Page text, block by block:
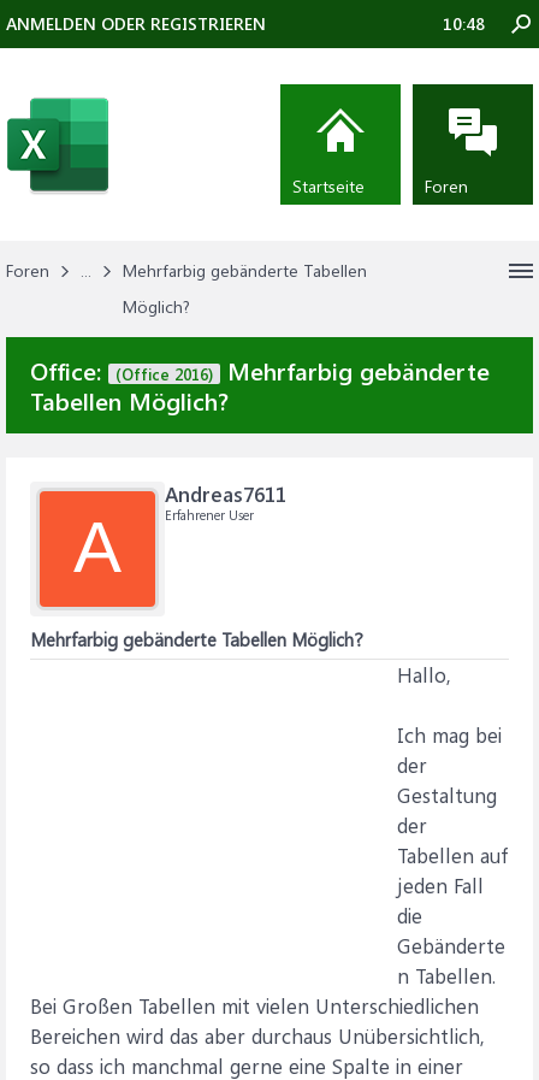
Foren ...
Mehrfarbig gebänderte Tabellen
Möglich?
Office: (Office 2016)
Mehrfarbig gebänderte
Tabellen Möglich?
A
Andreas7611
Erfahrener User
Mehrfarbig gebänderte Tabellen Möglich?
Hallo,
Ich mag bei
der
Gestaltung
der
Tabellen auf
jeden Fall
die
Gebänderte
n Tabellen.
Bei Großen Tabellen mit vielen Unterschiedlichen
Bereichen wird das aber durchaus Unübersichtlich,
so dass ich manchmal gerne eine Spalte in einer
ANMELDEN ODER REGISTRIEREN 10:48
Startseite Foren